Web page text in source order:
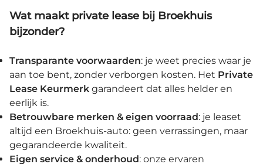
Wat maakt private lease bij Broekhuis
bijzonder?
Transparante voorwaarden: je weet precies waar je
aan toe bent, zonder verborgen kosten. Het Private
Lease Keurmerk garandeert dat alles helder en
eerlijk is.
Betrouwbare merken & eigen voorraad: je leaset
altijd een Broekhuis-auto: geen verrassingen, maar
gegarandeerde kwaliteit.
Eigen service & onderhoud: onze ervaren